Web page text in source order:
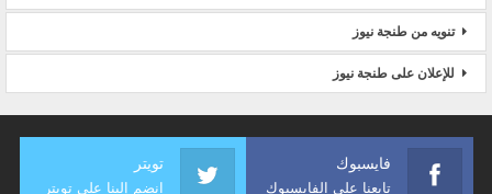
تنويه من طنجة نيوز
للإعلان على طنجة نيوز
فايسبوك
تابعنا على الفايسبوك
تويتر
انضم إلينا على تويتر